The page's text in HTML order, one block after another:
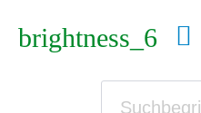
brightness_6